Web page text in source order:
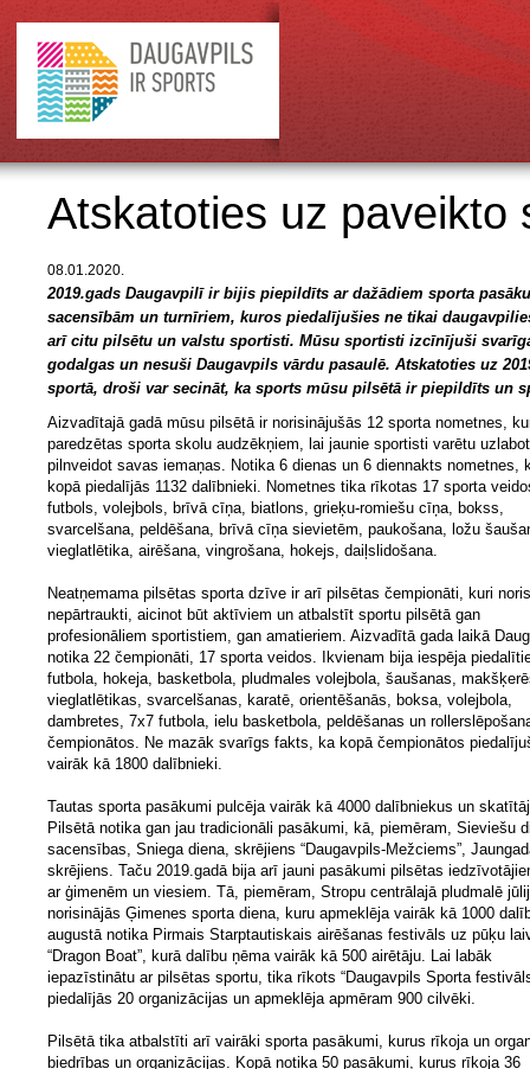
Atskatoties uz paveikto
08.01.2020.
2019.gads Daugavpilī ir bijis piepildīts ar dažādiem sporta
sacensībām un turnīriem, kuros piedalījušies ne tikai
arī citu pilsētu un valstu sportisti. Mūsu sportisti izcīnījuši
godalgas un nesuši Daugavpils vārdu pasaulē. Atskatoties uz
sportā, droši var secināt, ka sports mūsu pilsētā ir piepildīts un
Aizvadītajā gadā mūsu pilsētā ir norisinājušās 12 sporta nometnes,
paredzētas sporta skolu audzēkņiem, lai jaunie sportisti varētu
pilnveidot savas iemaņas. Notika 6 dienas un 6 diennakts nometnes,
kopā piedalījās 1132 dalībnieki. Nometnes tika rīkotas 17 sporta
futbols, volejbols, brīvā cīņa, biatlons, grieķu-romiešu cīņa, bokss,
svarcelšana, peldēšana, brīvā cīņa sievietēm, paukošana, ložu
vieglatlētika, airēšana, vingrošana, hokejs, daiļslidošana.
Neatņemama pilsētas sporta dzīve ir arī pilsētas čempionāti, kuri
nepārtraukti, aicinot būt aktīviem un atbalstīt sportu pilsētā gan
profesionāliem sportistiem, gan amatieriem. Aizvadītā gada laikā
notika 22 čempionāti, 17 sporta veidos. Ikvienam bija iespēja
futbola, hokeja, basketbola, pludmales volejbola, šaušanas,
vieglatlētikas, svarcelšanas, karatē, orientēšanās, boksa, volejbola,
dambretes, 7x7 futbola, ielu basketbola, peldēšanas un
čempionātos. Ne mazāk svarīgs fakts, ka kopā čempionātos
vairāk kā 1800 dalībnieki.
Tautas sporta pasākumi pulcēja vairāk kā 4000 dalībniekus un
Pilsētā notika gan jau tradicionāli pasākumi, kā, piemēram, Sieviešu
sacensības, Sniega diena, skrējiens “Daugavpils-Mežciems”,
skrējiens. Taču 2019.gadā bija arī jauni pasākumi pilsētas
ar ģimenēm un viesiem. Tā, piemēram, Stropu centrālajā pludmalē
norisinājās Ģimenes sporta diena, kuru apmeklēja vairāk kā 1000
augustā notika Pirmais Starptautiskais airēšanas festivāls uz pūķu
“Dragon Boat”, kurā dalību ņēma vairāk kā 500 airētāju. Lai labāk
iepazīstinātu ar pilsētas sportu, tika rīkots “Daugavpils Sporta
piedalījās 20 organizācijas un apmeklēja apmēram 900 cilvēki.
Pilsētā tika atbalstīti arī vairāki sporta pasākumi, kurus rīkoja un
biedrības un organizācijas. Kopā notika 50 pasākumi, kurus rīkoja 36